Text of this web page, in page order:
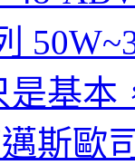
是基本
斯歐